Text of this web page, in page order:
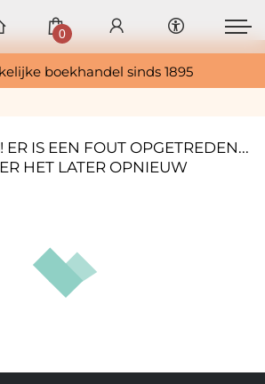
boekhandel sinds 1895
0
ER IS EEN FOUT OPGETREDEN...
HET LATER OPNIEUW